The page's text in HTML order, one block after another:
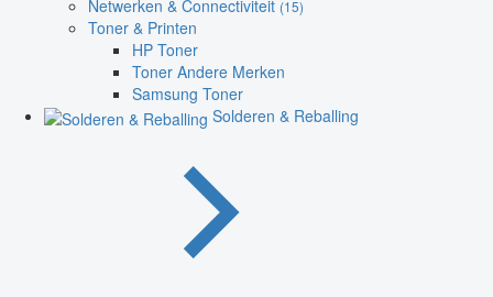
Netwerken & Connectiviteit (15)
Toner & Printen
HP Toner
Toner Andere Merken
Samsung Toner
Solderen & Reballing